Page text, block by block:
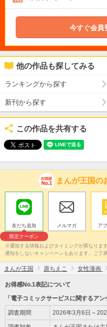
今すぐ会員
他の作品も探してみる
ランキングから探す
新刊から探す
この作品を共有する
まんが王国の
友だち追加
限定クーポン
メルマガ ア
※通知する情報およびタイミングが異なりま
通知をしないキャンペーンもあります。ご了承
まんが王国 原ちえこ 女性漫画
お得感No.1表記について
「電子コミックサービスに関するアン
調査期間 2026年3月6日～